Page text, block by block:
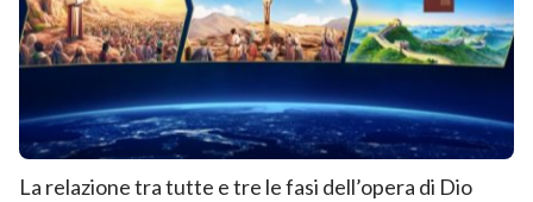
La relazione tra tutte e tre le fasi dell’opera di Dio